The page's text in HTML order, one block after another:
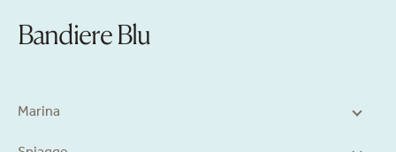
Bandiere Blu
Marina